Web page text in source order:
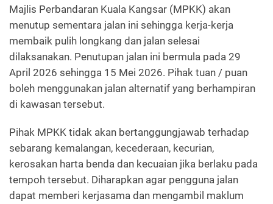
Majlis Perbandaran Kuala Kangsar (MPKK) akan
menutup sementara jalan ini sehingga kerja-kerja
membaik pulih longkang dan jalan selesai
dilaksanakan. Penutupan jalan ini bermula pada 29
April 2026 sehingga 15 Mei 2026. Pihak tuan / puan
boleh menggunakan jalan alternatif yang berhampiran
di kawasan tersebut.
Pihak MPKK tidak akan bertanggungjawab terhadap
sebarang kemalangan, kecederaan, kecurian,
kerosakan harta benda dan kecuaian jika berlaku pada
tempoh tersebut. Diharapkan agar pengguna jalan
dapat memberi kerjasama dan mengambil maklum